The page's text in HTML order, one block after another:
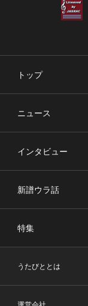
トップ
ニュース
インタビュー
新譜ウラ話
特集
うたびととは